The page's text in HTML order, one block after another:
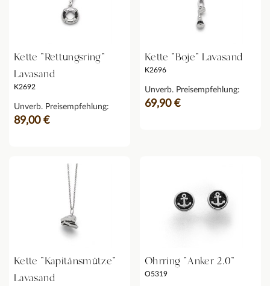
Kette "Rettungsring"
Lavasand
K2692
Unverb. Preisempfehlung:
89,00 €
Kette "Boje" Lavasand
K2696
Unverb. Preisempfehlung:
69,90 €
Kette "Kapitänsmütze"
Lavasand
Ohrring "Anker 2.0"
O5319